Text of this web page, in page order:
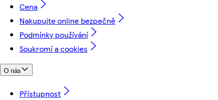
Cena
Nakupujte online bezpečně
Podmínky používání
Soukromí a cookies
O nás
Přístupnost